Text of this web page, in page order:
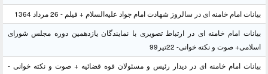
بیانات امام خامنه ای در سالروز شهادت امام جواد علیه‌السلام + فیلم - 26 مرداد 1364
بیانات امام خامنه ای در ارتباط تصویری با نمایندگان یازدهمین دوره مجلس شورای
اسلامی+ صوت و نکته خوانی- 22تیر99
بیانات امام خامنه ای در دیدار رئیس و مسئولان قوه قضائیه + صوت و نکته خوانی -